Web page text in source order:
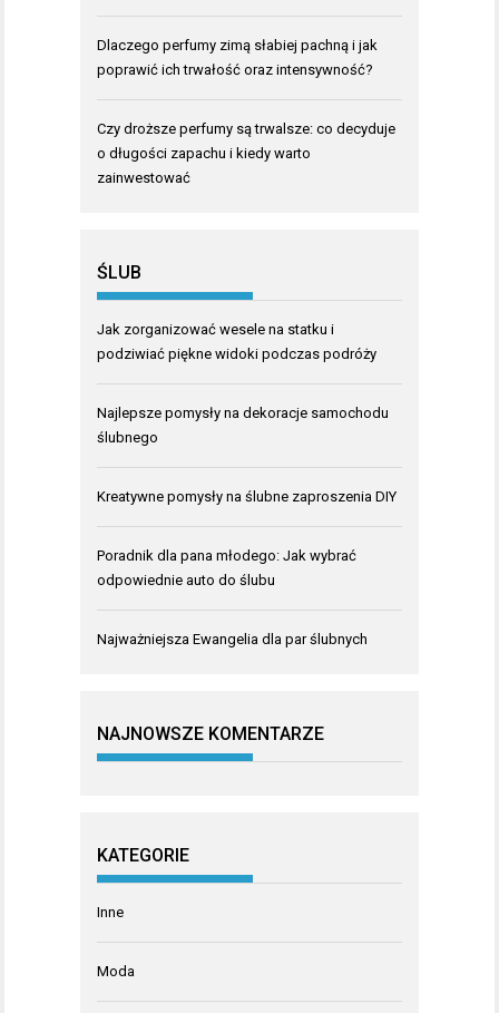
Dlaczego perfumy zimą słabiej pachną i jak
poprawić ich trwałość oraz intensywność?
Czy droższe perfumy są trwalsze: co decyduje
o długości zapachu i kiedy warto
zainwestować
ŚLUB
Jak zorganizować wesele na statku i
podziwiać piękne widoki podczas podróży
Najlepsze pomysły na dekoracje samochodu
ślubnego
Kreatywne pomysły na ślubne zaproszenia DIY
Poradnik dla pana młodego: Jak wybrać
odpowiednie auto do ślubu
Najważniejsza Ewangelia dla par ślubnych
NAJNOWSZE KOMENTARZE
KATEGORIE
Inne
Moda